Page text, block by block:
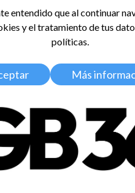
entendido que al continuar
y el tratamiento de tus
políticas.
Más